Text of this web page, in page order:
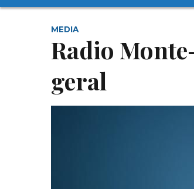
MEDIA
Radio
geral